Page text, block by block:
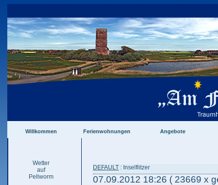
Willkommen Ferienwohnungen Angebote
Wetter
auf
Pellworm
DEFAULT : Inselflitzer
07.09.2012 18:26 ( 23669 x